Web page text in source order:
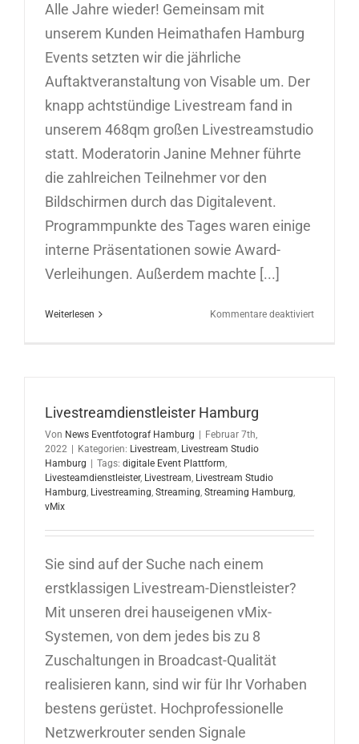
Alle Jahre wieder! Gemeinsam mit
unserem Kunden Heimathafen Hamburg
Events setzten wir die jährliche
Auftaktveranstaltung von Visable um. Der
knapp achtstündige Livestream fand in
unserem 468qm großen Livestreamstudio
statt. Moderatorin Janine Mehner führte
die zahlreichen Teilnehmer vor den
Bildschirmen durch das Digitalevent.
Programmpunkte des Tages waren einige
interne Präsentationen sowie Award-
Verleihungen. Außerdem machte [...]
Weiterlesen Kommentare deaktiviertfür
Livestreamdienstleister Hamburg
Von News Eventfotograf Hamburg
Februar 7th,
2022
Kategorien: Livestream, Livestream Studio
Hamburg
Tags: digitale Event Plattform,
Livesteamdienstleister, Livestream, Livestream Studio
Hamburg, Livestreaming, Streaming, Streaming Hamburg,
vMix
Sie sind auf der Suche nach einem
erstklassigen Livestream-Dienstleister?
Mit unseren drei hauseigenen vMix-
Systemen, von dem jedes bis zu 8
Zuschaltungen in Broadcast-Qualität
realisieren kann, sind wir für Ihr Vorhaben
bestens gerüstet. Hochprofessionelle
Netzwerkrouter senden Signale